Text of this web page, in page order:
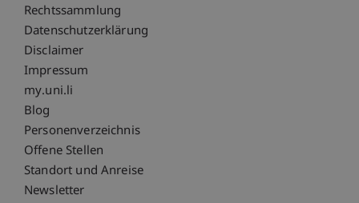
Fußzeile Rechtliche Hinweise
Rechtssammlung
Datenschutzerklärung
Disclaimer
Impressum
Fußzeile Subdomain-Verzeichnis
my.uni.li
Blog
Personenverzeichnis
Offene Stellen
Standort und Anreise
Newsletter